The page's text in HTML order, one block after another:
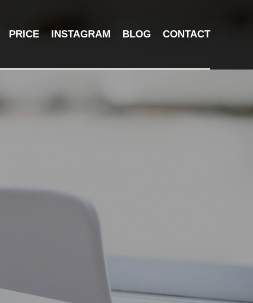
PRICE INSTAGRAM BLOG CONTACT